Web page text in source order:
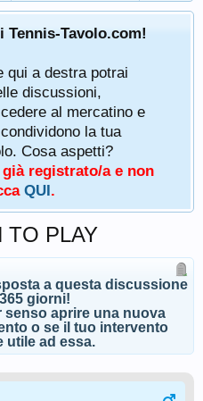
Tavolo.com!
qui a destra potrai
discussioni,
al mercatino e
la tua
Cosa aspetti?
già registrato/a e non
QUI.
TO PLAY
a questa discussione
giorni!
senso aprire una nuova
o se il tuo intervento
utile ad essa.